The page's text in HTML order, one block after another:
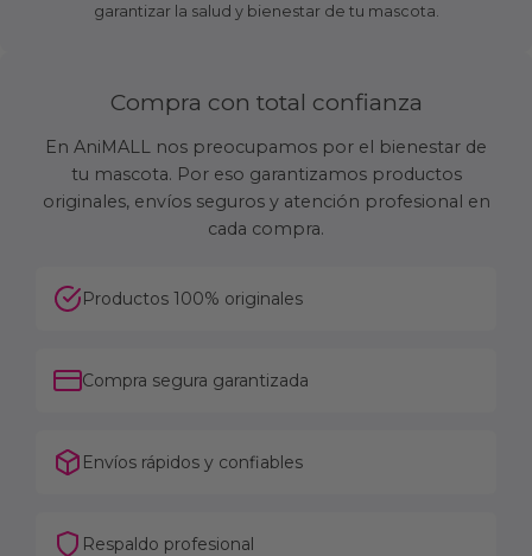
garantizar la salud y bienestar de tu mascota.
Compra con total confianza
En AniMALL nos preocupamos por el bienestar de
tu mascota. Por eso garantizamos productos
originales, envíos seguros y atención profesional en
cada compra.
Productos 100% originales
Compra segura garantizada
Envíos rápidos y confiables
Respaldo profesional